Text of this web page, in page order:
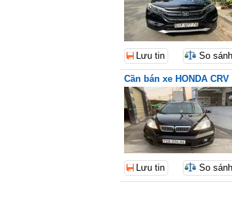
Lưu tin So sánh
Cần bán xe HONDA
Lưu tin So sánh